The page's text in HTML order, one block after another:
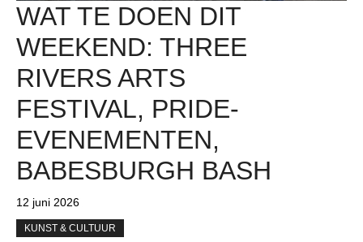
WAT TE DOEN DIT
WEEKEND: THREE
RIVERS ARTS
FESTIVAL, PRIDE-
EVENEMENTEN,
BABESBURGH BASH
12 juni 2026
KUNST & CULTUUR